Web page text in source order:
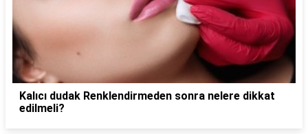
Kalıcı dudak Renklendirmeden sonra nelere dikkat
edilmeli?